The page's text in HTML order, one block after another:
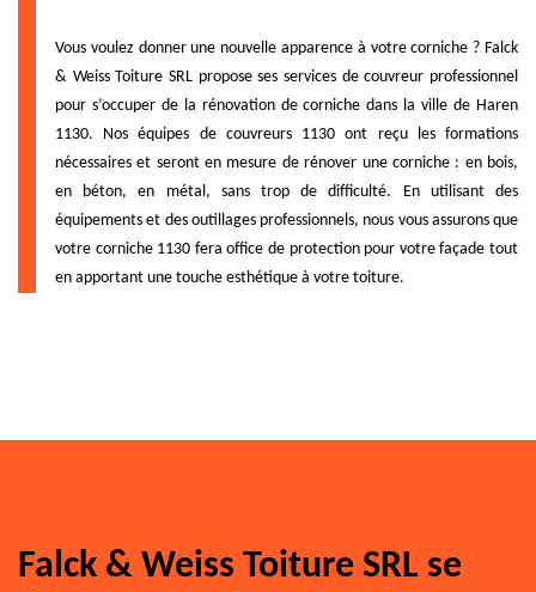
Vous voulez donner une nouvelle apparence à votre corniche ? Falck
& Weiss Toiture SRL propose ses services de couvreur professionnel
pour s’occuper de la rénovation de corniche dans la ville de Haren
1130. Nos équipes de couvreurs 1130 ont reçu les formations
nécessaires et seront en mesure de rénover une corniche : en bois,
en béton, en métal, sans trop de difficulté. En utilisant des
équipements et des outillages professionnels, nous vous assurons que
votre corniche 1130 fera office de protection pour votre façade tout
en apportant une touche esthétique à votre toiture.
Falck & Weiss Toiture SRL se